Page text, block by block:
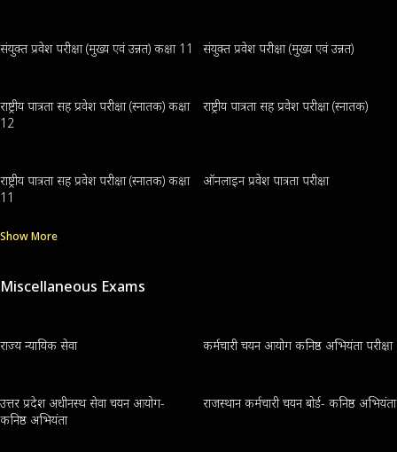
संयुक्त प्रवेश परीक्षा (मुख्य एवं उन्नत) कक्षा 11 संयुक्त प्रवेश परीक्षा (मुख्य एवं उन्नत)
राष्ट्रीय पात्रता सह प्रवेश परीक्षा (स्नातक) कक्षा
12
राष्ट्रीय पात्रता सह प्रवेश परीक्षा (स्नातक)
राष्ट्रीय पात्रता सह प्रवेश परीक्षा (स्नातक) कक्षा
11
ऑनलाइन प्रवेश पात्रता परीक्षा
Show More
Miscellaneous Exams
राज्य न्यायिक सेवा कर्मचारी चयन आयोग कनिष्ठ अभियंता परीक्षा
उत्तर प्रदेश अधीनस्थ सेवा चयन आयोग-
कनिष्ठ अभियंता
राजस्थान कर्मचारी चयन बोर्ड- कनिष्ठ अभियंता